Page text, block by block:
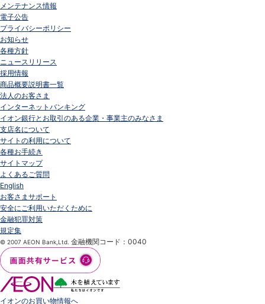
メンテナンス情報
電子公告
プライバシーポリシー
お知らせ
各種方針
ニュースリリース
採用情報
商品概要説明書一覧
法人のお客さま
インターネットバンキング
イオン銀行とお取引のある企業・事業主のみなさま
支店名について
サイトの利用について
各種お手続き
サイトマップ
よくあるご質問
English
お客さまサポート
安全にご利用いただくために
金融犯罪対策
規定集
© 2007 AEON Bank,Ltd. 金融機関コード：0040
イオンのお買い物情報へ